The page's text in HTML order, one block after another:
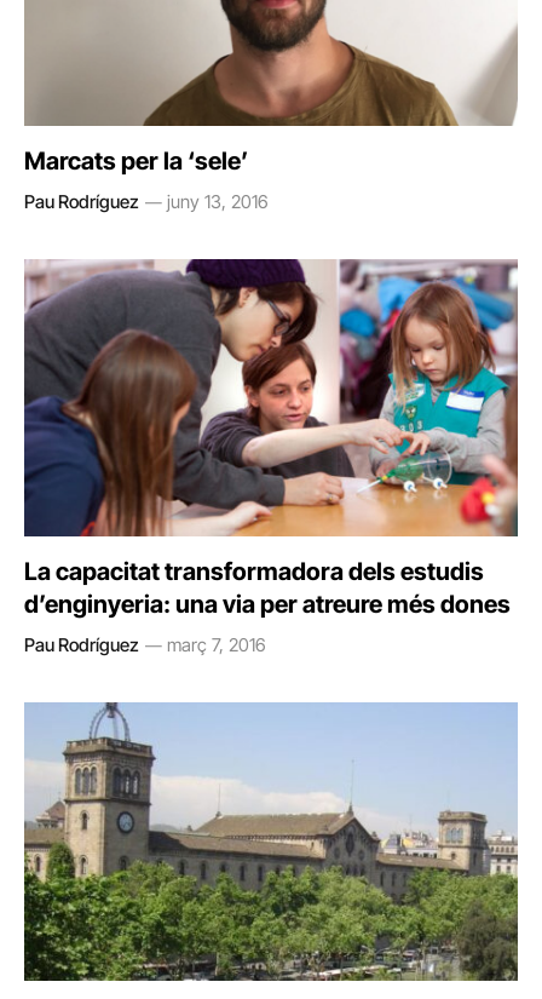
Marcats per la ‘sele’
Pau Rodríguez juny 13, 2016
La capacitat transformadora dels estudis
d’enginyeria: una via per atreure més dones
Pau Rodríguez març 7, 2016